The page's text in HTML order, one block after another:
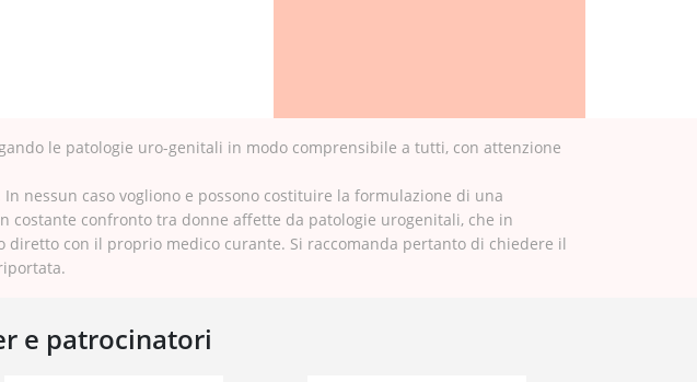
le patologie uro-genitali in modo comprensibile a tutti, con attenzione
In nessun caso vogliono e possono costituire la formulazione di una
confronto tra donne affette da patologie urogenitali, che in
con il proprio medico curante. Si raccomanda pertanto di chiedere il
e patrocinatori